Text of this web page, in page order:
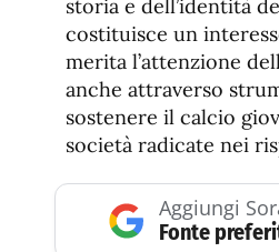
storia e dell’identità
costituisce un
merita l’attenzione
anche attraverso
sostenere il calcio
società radicate nei
Aggiungi
Fonte